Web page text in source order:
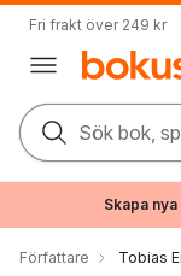
Fri frakt över 249 kr
Sök bok,
Skapa
Författare Tobias